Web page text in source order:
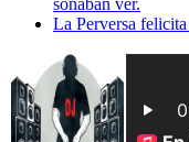
La Perversa